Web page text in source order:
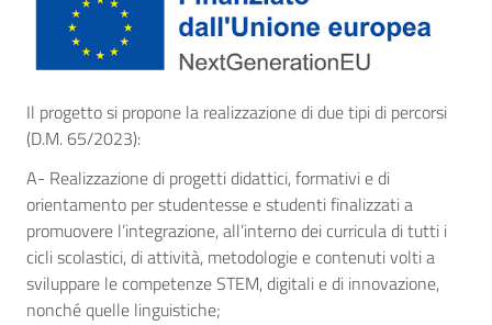
Il progetto si propone la realizzazione di due tipi di percorsi
(D.M. 65/2023):
A- Realizzazione di progetti didattici, formativi e di
orientamento per studentesse e studenti finalizzati a
promuovere l’integrazione, all’interno dei curricula di tutti i
cicli scolastici, di attività, metodologie e contenuti volti a
sviluppare le competenze STEM, digitali e di innovazione,
nonché quelle linguistiche;